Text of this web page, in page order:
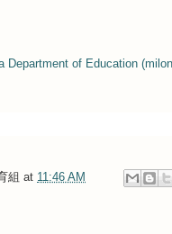
Department of Education
組 at 11:46 AM